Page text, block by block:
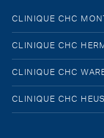
CLINIQUE CHC
CLINIQUE CHC
CLINIQUE CHC
CLINIQUE CHC